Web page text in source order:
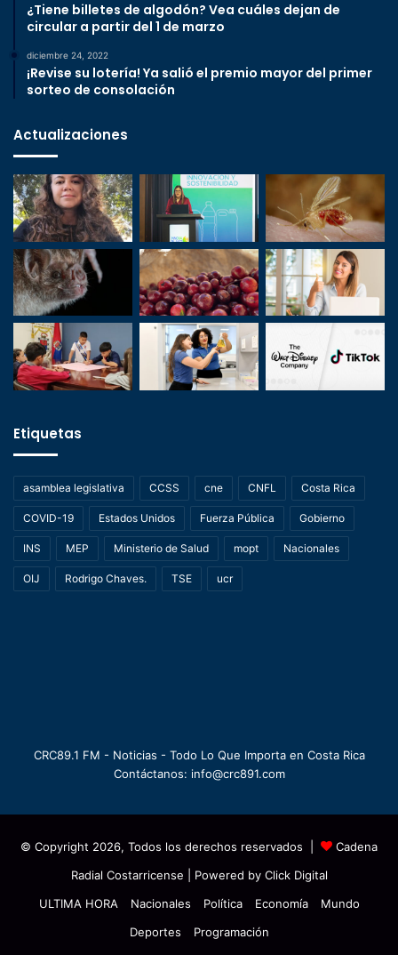
¿Tiene billetes de algodón? Vea cuáles dejan de
circular a partir del 1 de marzo
diciembre 24, 2022
¡Revise su lotería! Ya salió el premio mayor del primer
sorteo de consolación
Actualizaciones
Etiquetas
asamblea legislativa CCSS cne CNFL Costa Rica
COVID-19 Estados Unidos Fuerza Pública Gobierno
INS MEP Ministerio de Salud mopt Nacionales
OIJ Rodrigo Chaves. TSE ucr
CRC89.1 FM - Noticias - Todo Lo Que Importa en Costa Rica
Contáctanos: info@crc891.com
© Copyright 2026, Todos los derechos reservados |
Cadena
Radial Costarricense | Powered by Click Digital
ULTIMA HORA
Nacionales Política Economía
Mundo
Deportes
Programación